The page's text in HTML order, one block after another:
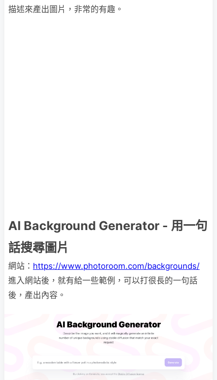
描述來產出圖片，非常的有趣。
AI Background Generator - 用一句
話搜尋圖片
網站： https://www.photoroom.com/backgrounds/
進入網站後，就有給一些範例，可以打很長的一句話
後，產出內容。